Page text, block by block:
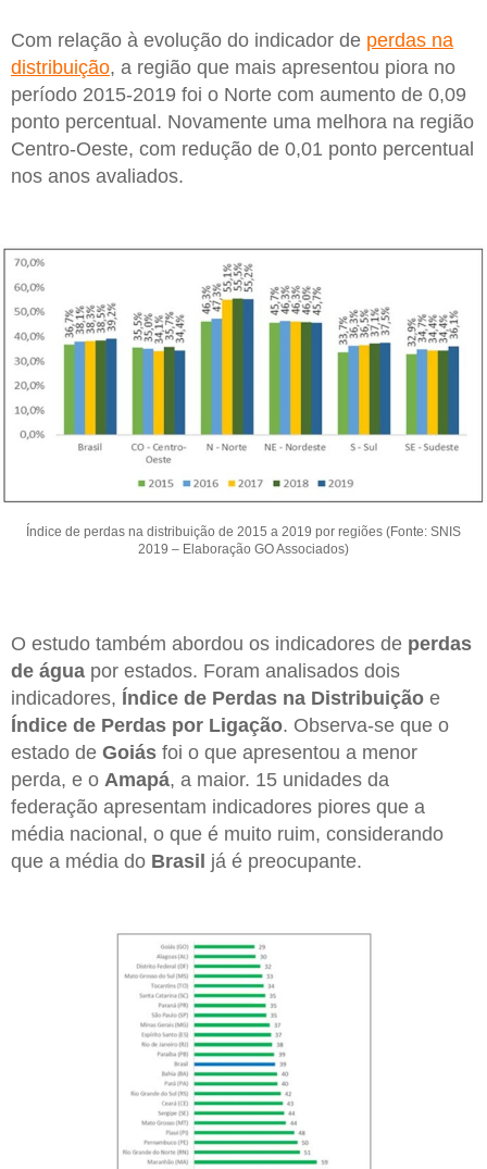
Com relação à evolução do indicador de perdas na
distribuição, a região que mais apresentou piora no
período 2015-2019 foi o Norte com aumento de 0,09
ponto percentual. Novamente uma melhora na região
Centro-Oeste, com redução de 0,01 ponto percentual
nos anos avaliados.
Índice de perdas na distribuição de 2015 a 2019 por regiões (Fonte: SNIS
2019 – Elaboração GO Associados)
O estudo também abordou os indicadores de perdas
de água por estados. Foram analisados dois
indicadores, Índice de Perdas na Distribuição e
Índice de Perdas por Ligação. Observa-se que o
estado de Goiás foi o que apresentou a menor
perda, e o Amapá, a maior. 15 unidades da
federação apresentam indicadores piores que a
média nacional, o que é muito ruim, considerando
que a média do Brasil já é preocupante.